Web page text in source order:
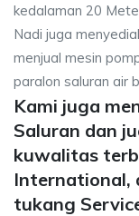
kedalaman 20
Nadi juga
menjual mesin
paralon saluran air
Kami juga
Saluran dan
kuwalitas
International,
tukang